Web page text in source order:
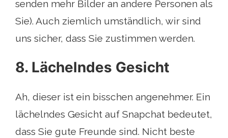
senden mehr Bilder an andere Personen als
Sie). Auch ziemlich umständlich, wir sind
uns sicher, dass Sie zustimmen werden.
8. Lächelndes Gesicht
Ah, dieser ist ein bisschen angenehmer. Ein
lächelndes Gesicht auf Snapchat bedeutet,
dass Sie gute Freunde sind. Nicht beste